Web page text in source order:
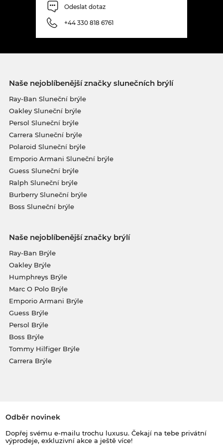
Odeslat dotaz
+44 330 818 6761
Naše nejoblíbenější značky slunečních brýlí
Ray-Ban Sluneční brýle
Oakley Sluneční brýle
Persol Sluneční brýle
Carrera Sluneční brýle
Polaroid Sluneční brýle
Emporio Armani Sluneční brýle
Guess Sluneční brýle
Ralph Sluneční brýle
Burberry Sluneční brýle
Boss Sluneční brýle
Naše nejoblíbenější značky brýlí
Ray-Ban Brýle
Oakley Brýle
Humphreys Brýle
Marc O Polo Brýle
Emporio Armani Brýle
Guess Brýle
Persol Brýle
Boss Brýle
Tommy Hilfiger Brýle
Carrera Brýle
Odběr novinek
Dopřej svému e-mailu trochu luxusu. Čekají na tebe privátní
výprodeje, exkluzivní akce a ještě více!